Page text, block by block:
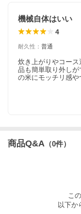
★ 可変超音波吸水で浸
超音波振動で吸水を促
米のうまさを引き出す
炊飯器はかまどと異な
的に加熱をしていまし
さない連続加熱である
流入(2)「おねば」の
外へ排出(4)カートリ
釜の内面塗装はがれを
す。※実使用時と同様
米するごとに、米と水
面コート(フッ素加工)
できるので毎日の家事
機械自体はいい
4
耐久性 ： 普通
炊き上がりやコー
品も簡単取り外し
の米にモッチリ感や
商品Q&A （0件）
この
以下か